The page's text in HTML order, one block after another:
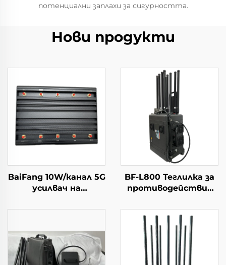
потенциални заплахи за сигурността.
Нови продукти
BaiFang 10W/канал 5G
усилвач на
Бустер
BF-L800 Теглилка за
противодействие